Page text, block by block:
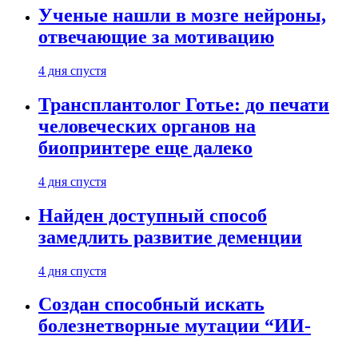
Ученые нашли в мозге нейроны,
отвечающие за мотивацию
4 дня спустя
Трансплантолог Готье: до печати
человеческих органов на
биопринтере еще далеко
4 дня спустя
Найден доступный способ
замедлить развитие деменции
4 дня спустя
Создан способный искать
болезнетворные мутации “ИИ-